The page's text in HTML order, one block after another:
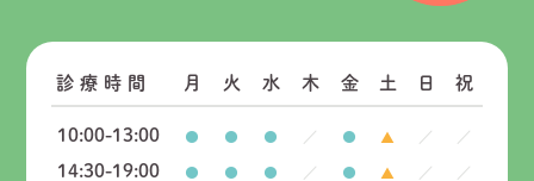
診療時間 月 火 水 木 金 土 日 祝
10:00-13:00
14:30-19:00